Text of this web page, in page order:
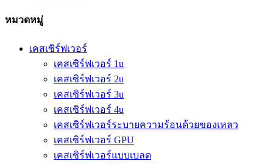
หมวดหมู่
เคสเซิร์ฟเวอร์
เคสเซิร์ฟเวอร์ 1u
เคสเซิร์ฟเวอร์ 2u
เคสเซิร์ฟเวอร์ 3u
เคสเซิร์ฟเวอร์ 4u
เคสเซิร์ฟเวอร์ระบายความร้อนด้วยของเหลว
เคสเซิร์ฟเวอร์ GPU
เคสเซิร์ฟเวอร์แบบเบลด